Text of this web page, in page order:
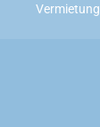
Vermietung